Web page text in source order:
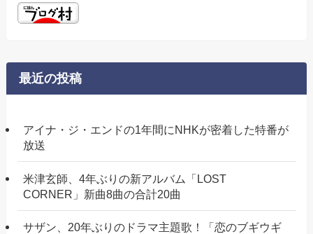
最近の投稿
アイナ・ジ・エンドの1年間にNHKが密着した特番が
放送
米津玄師、4年ぶりの新アルバム「LOST
CORNER」新曲8曲の合計20曲
サザン、20年ぶりのドラマ主題歌！「恋のブギウギ